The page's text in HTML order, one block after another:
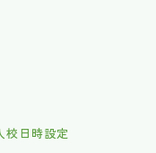
校日時設定